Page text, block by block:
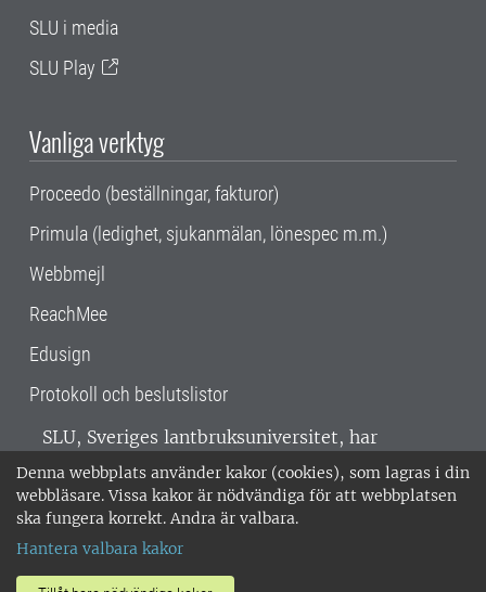
Denna webbplats använder kakor (cookies), som lagras i din
webbläsare. Vissa kakor är nödvändiga för att webbplatsen
ska fungera korrekt. Andra är valbara.
Hantera valbara kakor
SLU i media
SLU Play
Vanliga verktyg
Proceedo (beställningar, fakturor)
Primula (ledighet, sjukanmälan, lönespec m.m.)
Webbmejl
ReachMee
Edusign
Protokoll och beslutslistor
SLU, Sveriges lantbruksuniversitet, har
verksamhet över hela Sverige. Huvudorter är
Alnarp, Uppsala och Umeå.SLU är
miljöcertifierat enligt ISO 14001. •
018-67 10 00 • Org nr: 202100-2817 •